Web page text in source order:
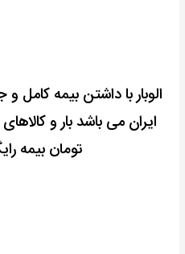
الوبار با داشتن بیمه
تومان بیمه